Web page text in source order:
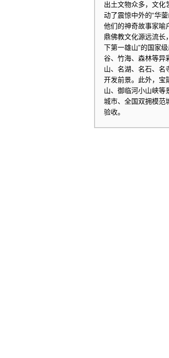
出土文物众多，文化
动了震惊中外的“华
他们的神奇故事家喻
鼎佛教文化源远流长
下第一雄山”的国家
谷、竹海、森林等异
山、名湖、名石、名
开发前景。此外，宝
山、御临河小山峡等
城市、全国双拥模范
验收。